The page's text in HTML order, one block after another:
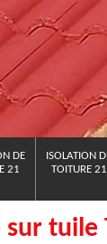
DE
21
ISOLATION
TOITURE 21
tuile